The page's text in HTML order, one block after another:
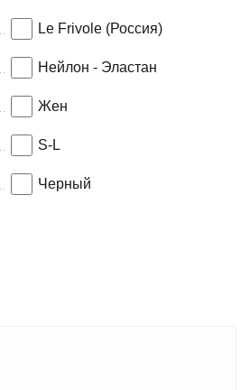
Le Frivole (Россия)
Нейлон - Эластан
Жен
S-L
Черный